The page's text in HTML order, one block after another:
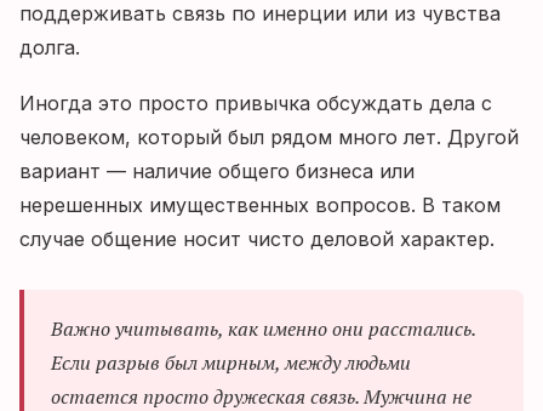
поддерживать связь по инерции или из чувства
долга.
Иногда это просто привычка обсуждать дела с
человеком, который был рядом много лет. Другой
вариант — наличие общего бизнеса или
нерешенных имущественных вопросов. В таком
случае общение носит чисто деловой характер.
Важно учитывать, как именно они расстались.
Если разрыв был мирным, между людьми
остается просто дружеская связь. Мужчина не